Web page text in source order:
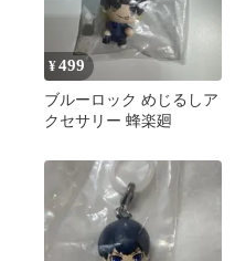
¥499
ブルーロック めじるしア
クセサリー 蜂楽廻